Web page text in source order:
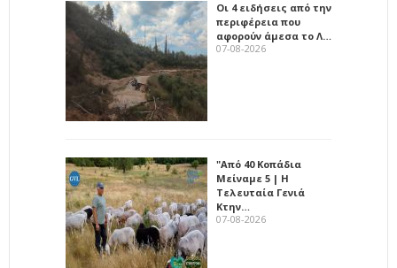
Οι 4 ειδήσεις από την
περιφέρεια που
αφορούν άμεσα το Λ…
07-08-2026
"Από 40 Κοπάδια
Μείναμε 5 | Η
Τελευταία Γενιά
Κτην…
07-08-2026